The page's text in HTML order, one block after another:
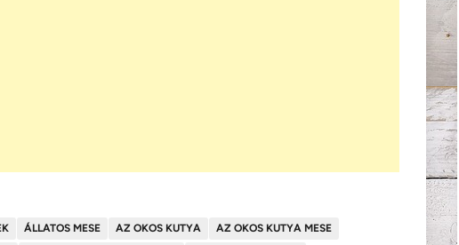
ÁLLATOS MESE AZ OKOS KUTYA
AZ OKOS KUTYA MESE